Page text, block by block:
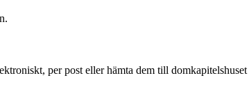
per post eller hämta dem till